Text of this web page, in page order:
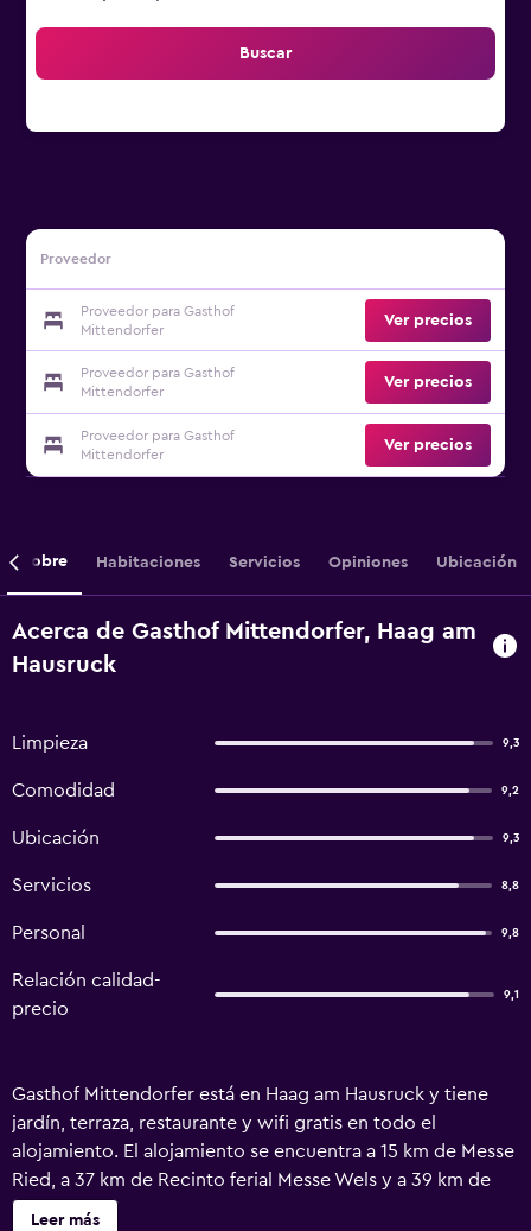
Buscar
Proveedor
Proveedor para Gasthof
Mittendorfer
Ver precios
Proveedor para Gasthof
Mittendorfer
Ver precios
Proveedor para Gasthof
Mittendorfer
Ver precios
Sobre Habitaciones Servicios Opiniones Ubicación
Acerca de Gasthof Mittendorfer, Haag am
Hausruck
Limpieza 9,3
Comodidad 9,2
Ubicación 9,3
Servicios 8,8
Personal 9,8
Relación calidad-
precio
9,1
Gasthof Mittendorfer está en Haag am Hausruck y tiene
jardín, terraza, restaurante y wifi gratis en todo el
alojamiento. El alojamiento se encuentra a 15 km de Messe
Ried, a 37 km de Recinto ferial Messe Wels y a 39 km de
Johannesbad Thermal Baths. El alojamiento dispone de
Leer más